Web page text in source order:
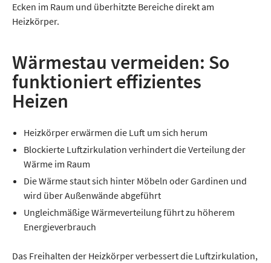
Ecken im Raum und überhitzte Bereiche direkt am
Heizkörper.
Wärmestau vermeiden: So
funktioniert effizientes
Heizen
Heizkörper erwärmen die Luft um sich herum
Blockierte Luftzirkulation verhindert die Verteilung der
Wärme im Raum
Die Wärme staut sich hinter Möbeln oder Gardinen und
wird über Außenwände abgeführt
Ungleichmäßige Wärmeverteilung führt zu höherem
Energieverbrauch
Das Freihalten der Heizkörper verbessert die Luftzirkulation,